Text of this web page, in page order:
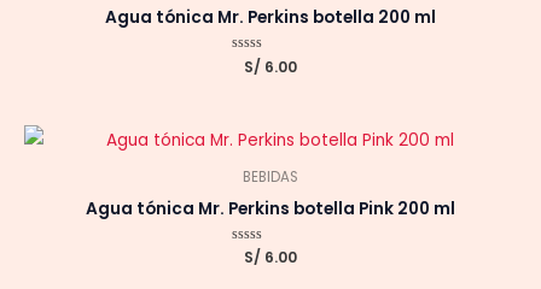
Agua tónica Mr. Perkins botella 200 ml
Valorado
con
S/ 6.00
BEBIDAS
Agua tónica Mr. Perkins botella Pink 200 ml
Valorado
S/ 6.00